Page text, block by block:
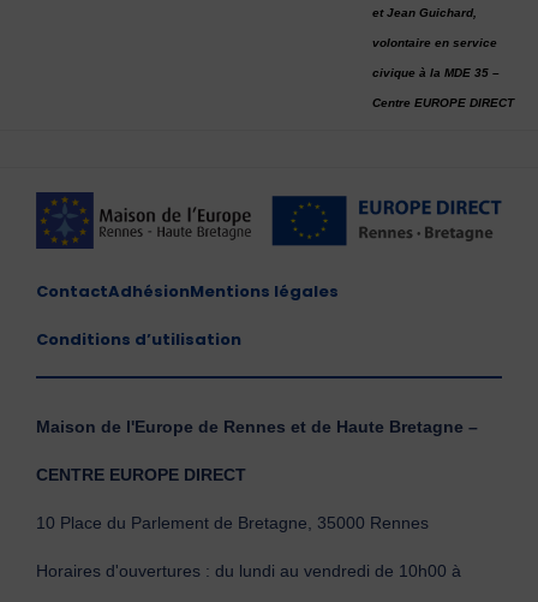
et Jean Guichard,
volontaire en service
civique à la MDE 35 –
Centre EUROPE DIRECT
ContactAdhésionMentions légales
Conditions d’utilisation
Maison de l'Europe de Rennes et de Haute Bretagne –
CENTRE EUROPE DIRECT
10 Place du Parlement de Bretagne, 35000 Rennes
Horaires d'ouvertures : du lundi au vendredi de 10h00 à